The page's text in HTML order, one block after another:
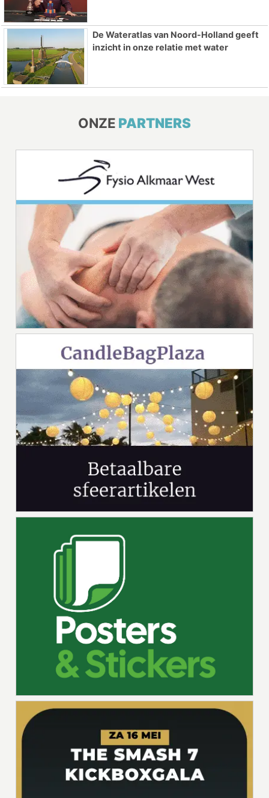
De Wateratlas van Noord-Holland geeft
inzicht in onze relatie met water
ONZE PARTNERS